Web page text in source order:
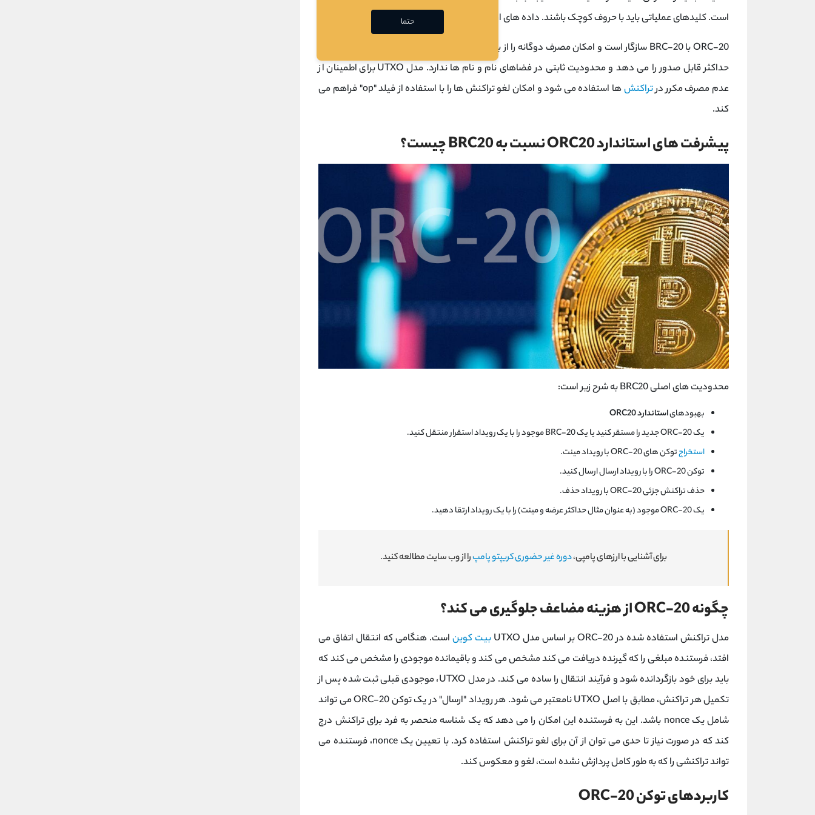
است. کلیدهای عملیاتی باید با حروف کوچک باشند. داده های ارزش به حروف بزرگ و کوچک حساس نیستند.
حداکثر قابل صدور را می دهد و محدودیت ثابتی در فضاهای نام و نام ها ندارد. مدل UTXO برای اطمینان از
عدم مصرف مکرر درتراکنش
ها استفاده می شود و امکان لغو تراکنش ها را با استفاده از فیلد "op" فراهم می
کند.
پیشرفت های استاندارد ORC20 نسبت به BRC20 چیست؟
محدودیت های اصلی BRC20 به شرح زیر است:
بهبودهایاستاندارد ORC20
یک ORC-20 جدید را مستقر کنید یا یک BRC-20 موجود را با یک رویداد استقرار منتقل کنید.
استخراجتوکن های ORC-20 با رویداد مینت.
توکن ORC-20 را با رویداد ارسال ارسال کنید.
حذف تراکنش جزئی ORC-20 با رویداد حذف.
یک ORC-20 موجود (به عنوان مثال حداکثر عرضه و مینت) را با یک رویداد ارتقا دهید.
برای آشنایی با ارزهای پامپی،دوره غیر حضوری کریپتو پامپرا از وب سایت مطالعه کنید.
چگونه ORC-20 از هزینه مضاعف جلوگیری می کند؟
مدل تراکنش استفاده شده در ORC-20 بر اساس مدل UTXO بیت کویناست. هنگامی که انتقال اتفاق می
افتد، فرستنده مبلغی را که گیرنده دریافت می کند مشخص می کند و باقیمانده موجودی را مشخص می کند که
باید برای خود بازگردانده شود و فرآیند انتقال را ساده می کند. در مدل UTXO، موجودی قبلی ثبت شده پس از
تکمیل هر تراکنش، مطابق با اصل UTXO نامعتبر می شود. هر رویداد "ارسال" در یک توکن ORC-20 می تواند
شامل یک nonce باشد. این به فرستنده این امکان را می دهد که یک شناسه منحصر به فرد برای تراکنش درج
کند که در صورت نیاز تا حدی می توان از آن برای لغو تراکنش استفاده کرد. با تعیین یک nonce، فرستنده می
تواند تراکنشی را که به طور کامل پردازش نشده است، لغو و معکوس کند.
کاربردهای توکن ORC-20
حتما